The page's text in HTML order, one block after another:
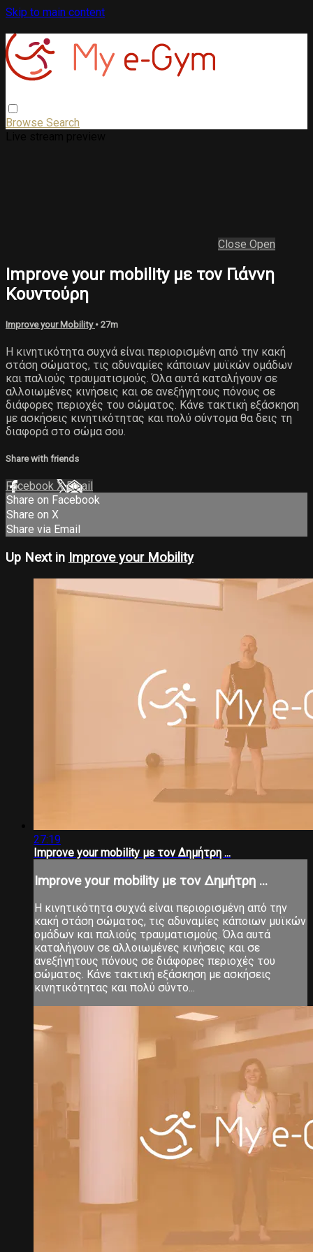
Skip to main content
Browse Search
Close Open
Improve your mobility με τον Γιάννη
Κουντούρη
Improve your Mobility • 27m
Η κινητικότητα συχνά είναι περιορισμένη από την κακή
στάση σώματος, τις αδυναμίες κάποιων μυϊκών ομάδων
και παλιούς τραυματισμούς. Όλα αυτά καταλήγουν σε
αλλοιωμένες κινήσεις και σε ανεξήγητους πόνους σε
διάφορες περιοχές του σώματος. Κάνε τακτική εξάσκηση
με ασκήσεις κινητικότητας και πολύ σύντομα θα δεις τη
διαφορά στο σώμα σου.
Share with friends
Facebook XEmail
Share on Facebook
Share on X
Share via Email
Up Next in Improve your Mobility
27:19
Improve your mobility με τον Δημήτρη ...
Improve your mobility με τον Δημήτρη ...
Η κινητικότητα συχνά είναι περιορισμένη από την
κακή στάση σώματος, τις αδυναμίες κάποιων μυϊκών
ομάδων και παλιούς τραυματισμούς. Όλα αυτά
καταλήγουν σε αλλοιωμένες κινήσεις και σε
ανεξήγητους πόνους σε διάφορες περιοχές του
σώματος. Κάνε τακτική εξάσκηση με ασκήσεις
κινητικότητας και πολύ σύντο...